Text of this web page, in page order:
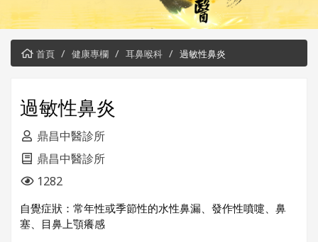
首頁 健康專欄 耳鼻喉科 過敏性鼻炎
過敏性鼻炎
鼎昌中醫診所
鼎昌中醫診所
1282
自覺症狀：常年性或季節性的水性鼻漏、發作性噴嚏、鼻
塞、目鼻上顎癢感